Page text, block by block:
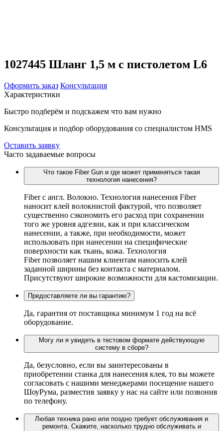
1027445 Шланг 1,5 м с пистолетом L6
Оформить заказ Консультация
Характеристики
Быстро подберём и подскажем что вам нужно
Консультация и подбор оборудования со специалистом HMS
Оставить заявку
Часто задаваемые вопросы
Что такое Fiber Gun и где может применяться такая
технология нанесения?
Fiber c англ. Волокно. Технология нанесения Fiber
наносит клей волокнистой фактурой, что позволяет
существенно сэкономить его расход при сохранении
того же уровня адгезии, как и при классическом
нанесении, а также, при необходимости, может
использовать при нанесении на специфические
поверхности как ткань, кожа. Технология
Fiber позволяет нашим клиентам наносить клей
заданной ширины без контакта с материалом.
Присутствуют широкие возможности для кастомизации.
Предоставляете ли вы гарантию?
Да, гарантия от поставщика минимум 1 год на всё
оборудование.
Могу ли я увидеть в тестовом формате действующую
систему в сборе?
Да, безусловно, если вы заинтересованы в
приобретении станка для нанесения клея, то вы можете
согласовать с нашими менеджерами посещение нашего
ШоуРума, разместив заявку у нас на сайте или позвонив
по телефону.
Любая техника рано или поздно требует обслуживания и
ремонта. Скажите, насколько трудно обслуживать и